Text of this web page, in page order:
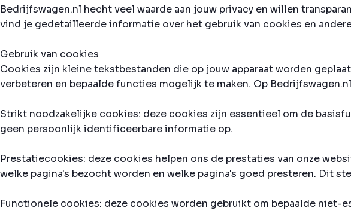
Bedrijfswagen.nl hecht veel waarde aan jouw privacy en willen
vind je gedetailleerde informatie over het gebruik van cookies en
Gebruik van cookies
Cookies zijn kleine tekstbestanden die op jouw apparaat worden
verbeteren en bepaalde functies mogelijk te maken. Op
Strikt noodzakelijke cookies: deze cookies zijn essentieel om de
geen persoonlijk identificeerbare informatie op.
Prestatiecookies: deze cookies helpen ons de prestaties van onze
welke pagina's bezocht worden en welke pagina's goed presteren. Dit
Functionele cookies: deze cookies worden gebruikt om bepaalde